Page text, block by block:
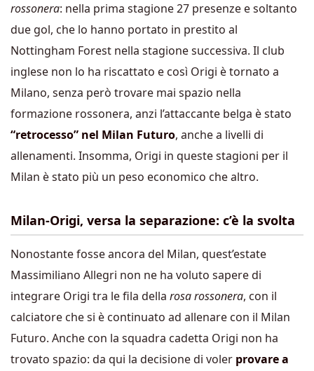
rossonera: nella prima stagione 27 presenze e soltanto
due gol, che lo hanno portato in prestito al
Nottingham Forest nella stagione successiva. Il club
inglese non lo ha riscattato e così Origi è tornato a
Milano, senza però trovare mai spazio nella
formazione rossonera, anzi l’attaccante belga è stato
“retrocesso” nel Milan Futuro, anche a livelli di
allenamenti. Insomma, Origi in queste stagioni per il
Milan è stato più un peso economico che altro.
Milan-Origi, versa la separazione: c’è la svolta
Nonostante fosse ancora del Milan, quest’estate
Massimiliano Allegri non ne ha voluto sapere di
integrare Origi tra le fila della rosa rossonera, con il
calciatore che si è continuato ad allenare con il Milan
Futuro. Anche con la squadra cadetta Origi non ha
trovato spazio: da qui la decisione di voler provare a